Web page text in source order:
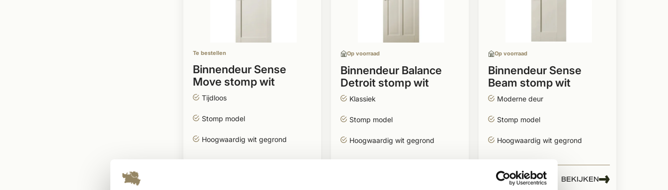
Te bestellen
Binnendeur Sense
Move stomp wit
gegrond
Tijdloos
Stomp model
Hoogwaardig wit gegrond
Op voorraad
Binnendeur Balance
Detroit stomp wit
gegrond
Klassiek
Stomp model
Hoogwaardig wit gegrond
Op voorraad
Binnendeur Sense
Beam stomp wit
gegrond
Moderne deur
Stomp model
Hoogwaardig wit gegrond
404,50
Per stuk
BEKIJKEN